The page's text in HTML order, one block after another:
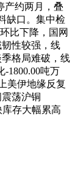
产约两月，叠
缺口。集中检
比下降，国网
性较强，线
格局难破，线
1800.00吨万
美伊地缘反复
荡沪铜
存大幅累高